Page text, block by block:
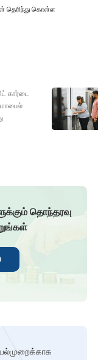
தெரிந்து கொள்ள
கார்டை
தொந்தரவு